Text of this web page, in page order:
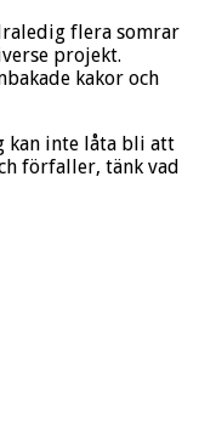
flera somrar
projekt.
kakor och
kan inte låta bli att
förfaller, tänk vad